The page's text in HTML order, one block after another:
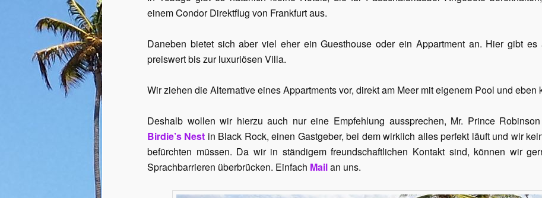
einem Condor Direktflug von Frankfurt aus.
Daneben bietet sich aber viel eher ein Guesthouse oder ein Appartment an. Hier gibt
preiswert bis zur luxuriösen Villa.
Wir ziehen die Alternative eines Appartments vor, direkt am Meer mit eigenem Pool und eben
Deshalb wollen wir hierzu auch nur eine Empfehlung aussprechen, Mr. Prince
Birdie’s Nest in Black Rock, einen Gastgeber, bei dem wirklich alles perfekt läuft und wir
befürchten müssen. Da wir in ständigem freundschaftlichen Kontakt sind, können wir
Sprachbarrieren überbrücken. Einfach Mailan uns.